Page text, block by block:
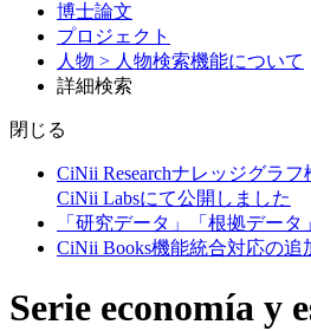
博士論文
プロジェクト
人物 > 人物検索機能について
詳細検索
閉じる
CiNii Researchナレッジグラ
CiNii Labsにて公開しました
「研究データ」「根拠デー
CiNii Books機能統合対応の追
Serie economía y